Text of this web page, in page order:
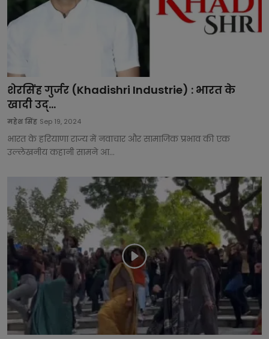
टेक्नॉलजी
फैशन
प्रेस रिलीज़
शेरसिंह गुर्जर (Khadishri Industrie) : भारत के
खादी उद्...
महेश सिंह Sep 19, 2024
भारत के हरियाणा राज्य में नवाचार और सामाजिक प्रभाव की एक
उल्लेखनीय कहानी सामने आ...